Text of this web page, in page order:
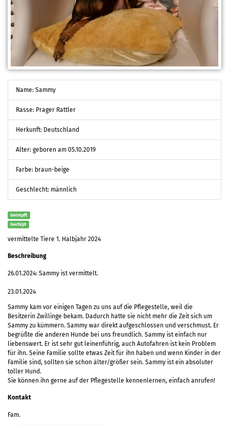
Name: Sammy
Rasse: Prager Rattler
Herkunft: Deutschland
Alter: geboren am 05.10.2019
Farbe: braun-beige
Geschlecht: männlich
Geimpft
Gechipt
vermittelte Tiere 1. Halbjahr 2024
Beschreibung
26.01.2024: Sammy ist vermittelt.
23.01.2024
Sammy kam vor einigen Tagen zu uns auf die Pflegestelle, weil die
Besitzerin Zwillinge bekam. Dadurch hatte sie nicht mehr die Zeit sich um
Sammy zu kümmern. Sammy war direkt aufgeschlossen und verschmust. Er
begrüßte die anderen Hunde bei uns freundlich. Sammy ist einfach nur
liebenswert. Er ist sehr gut leinenführig, auch Autofahren ist kein Problem
für ihn. Seine Familie sollte etwas Zeit für ihn haben und wenn Kinder in der
Familie sind, sollten sie schon älter/größer sein. Sammy ist ein absoluter
toller Hund.
Sie können ihn gerne auf der Pflegestelle kennenlernen, einfach anrufen!
Kontakt
Fam.